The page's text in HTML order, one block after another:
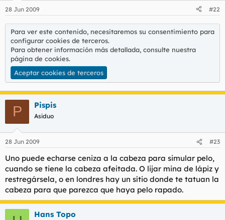
28 Jun 2009 #22
Para ver este contenido, necesitaremos su consentimiento para
configurar cookies de terceros.
Para obtener información más detallada, consulte nuestra
página de cookies.
Aceptar cookies de terceros
P Pispis
Asiduo
28 Jun 2009 #23
Uno puede echarse ceniza a la cabeza para simular pelo,
cuando se tiene la cabeza afeitada. O lijar mina de lápiz y
restregársela, o en londres hay un sítio donde te tatuan la
cabeza para que parezca que haya pelo rapado.
Hans Topo